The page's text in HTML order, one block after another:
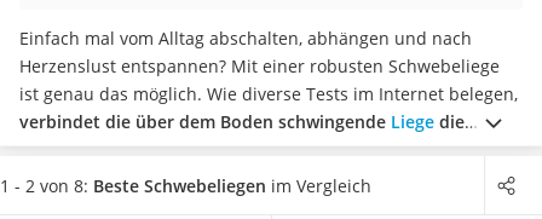
Tiefbrunnenpumpe
Fliesenschneider
Hochdruckreiniger
Doppelschleifer
Überwachungskamera
Benzinrasenmäher mit Elektrostart
Einfach mal vom Alltag abschalten, abhängen und nach
Herzenslust entspannen? Mit einer robusten Schwebeliege
ist genau das möglich. Wie diverse Tests im Internet belegen,
verbindet die über dem Boden schwingende Liege die
Vorzüge einer Hängematte mit den Vorteilen eines
Liegesessels.Wenn SieWert auf nachhaltige Materialien
1 - 2 von 8: Beste Schwebeliegen im Vergleich